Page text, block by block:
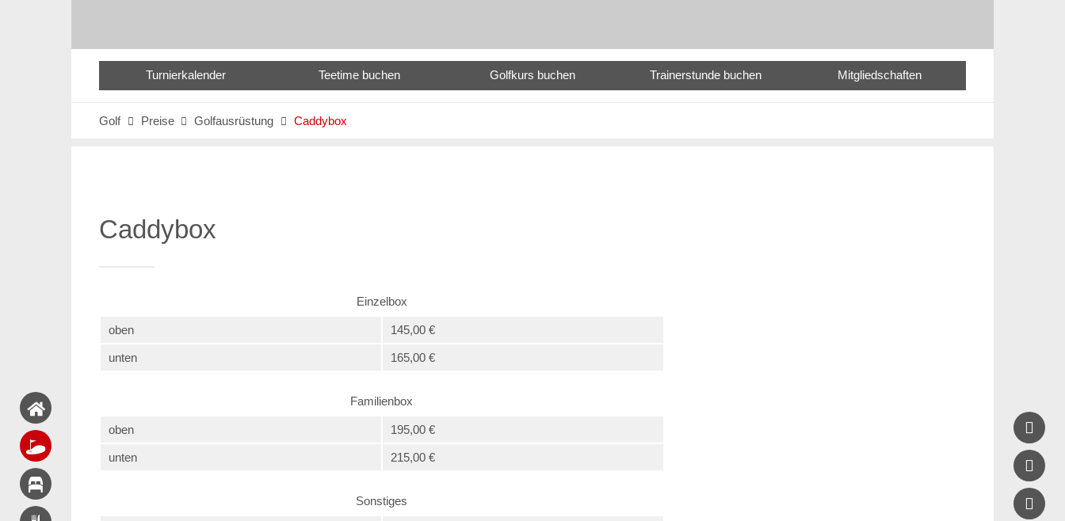
Turnierkalender Teetime buchen Golfkurs buchen Trainerstunde buchen Mitgliedschaften
Golf  Preise  Golfausrüstung  Caddybox
Caddybox
Einzelbox
oben 145,00 €
unten 165,00 €
Familienbox
oben 195,00 €
unten 215,00 €
Sonstiges


